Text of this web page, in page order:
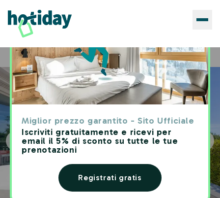
Miglior prezzo garantito - Sito Ufficiale
Iscriviti gratuitamente e ricevi per
email il 5% di sconto su tutte le tue
prenotazioni
Registrati gratis
Home Hotels Hotiday Sorrento Capo